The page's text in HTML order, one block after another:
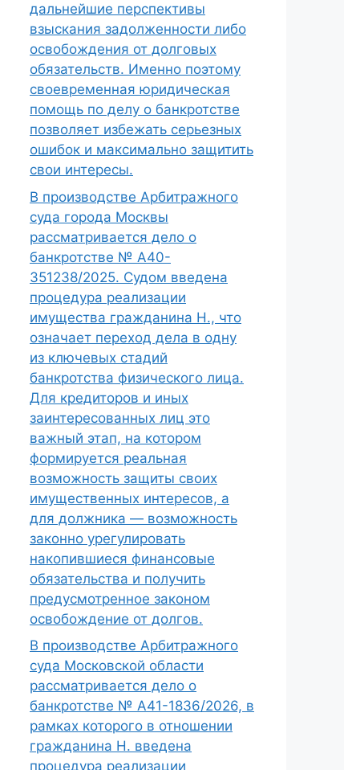
дальнейшие перспективы
взыскания задолженности либо
освобождения от долговых
обязательств. Именно поэтому
своевременная юридическая
помощь по делу о банкротстве
позволяет избежать серьезных
ошибок и максимально защитить
свои интересы.
В производстве Арбитражного
суда города Москвы
рассматривается дело о
банкротстве № А40-
351238/2025. Судом введена
процедура реализации
имущества гражданина Н., что
означает переход дела в одну
из ключевых стадий
банкротства физического лица.
Для кредиторов и иных
заинтересованных лиц это
важный этап, на котором
формируется реальная
возможность защиты своих
имущественных интересов, а
для должника — возможность
законно урегулировать
накопившиеся финансовые
обязательства и получить
предусмотренное законом
освобождение от долгов.
В производстве Арбитражного
суда Московской области
рассматривается дело о
банкротстве № А41-1836/2026, в
рамках которого в отношении
гражданина Н. введена
процедура реализации